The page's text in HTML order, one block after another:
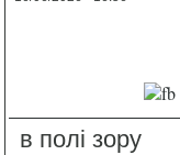
в полі зору